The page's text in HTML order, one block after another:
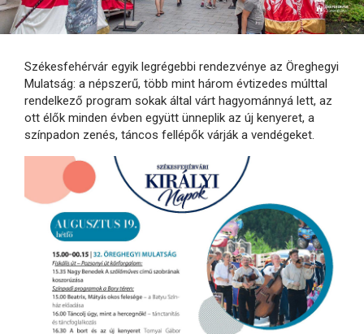
Székesfehérvár egyik legrégebbi rendezvénye az Öreghegyi
Mulatság: a népszerű, több mint három évtizedes múlttal
rendelkező program sokak által várt hagyománnyá lett, az
ott élők minden évben együtt ünneplik az új kenyeret, a
színpadon zenés, táncos fellépők várják a vendégeket.